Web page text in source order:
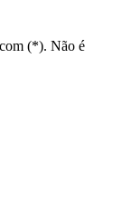
(*). Não é